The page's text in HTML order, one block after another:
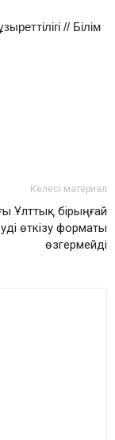
// Білім
Келесі материал
Ұлттық бірыңғай
өткізу форматы
өзгермейді